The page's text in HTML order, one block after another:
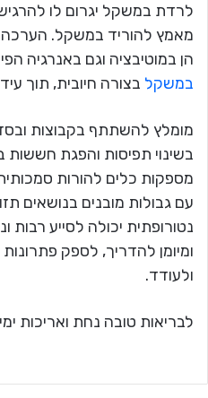
לרדת במשקל יגרום לו
מאמץ להוריד במשקל. הערכה
הן במוטיבציה וגם באנרגיה
במשקל בצורה חיובית, תוך
מומלץ להשתתף בקבוצות
בשינוי תפיסות והפגת חששות
מספקות כלים להורות
עם גבולות מובנים בנושאים
נטורופתית יכולה לסייע רבות
ומיומן להדריך, לספק פתרונות
ולעודד.
לבריאות טובה נחת ואריכות